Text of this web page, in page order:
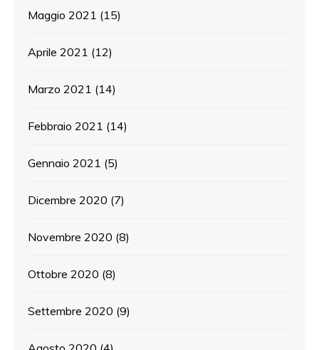
Maggio 2021 (15)
Aprile 2021 (12)
Marzo 2021 (14)
Febbraio 2021 (14)
Gennaio 2021 (5)
Dicembre 2020 (7)
Novembre 2020 (8)
Ottobre 2020 (8)
Settembre 2020 (9)